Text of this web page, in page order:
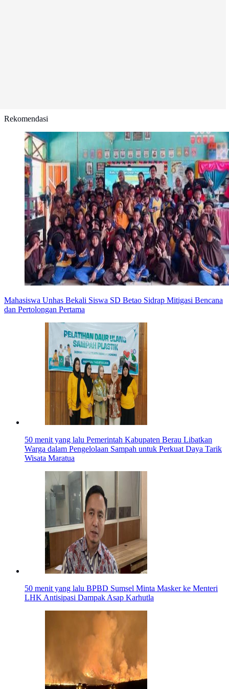
Rekomendasi
Mahasiswa Unhas Bekali Siswa SD Betao Sidrap Mitigasi Bencana
dan Pertolongan Pertama
50 menit yang lalu Pemerintah Kabupaten Berau Libatkan
Warga dalam Pengelolaan Sampah untuk Perkuat Daya Tarik
Wisata Maratua
50 menit yang lalu BPBD Sumsel Minta Masker ke Menteri
LHK Antisipasi Dampak Asap Karhutla